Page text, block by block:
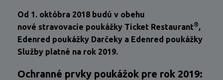
Od 1. októbra 2018 budú v obehu
nové stravovacie poukážky Ticket Restaurant®,
Edenred poukážky Darčeky a Edenred poukážky
Služby platné na rok 2019.
Ochranné prvky poukážok pre rok 2019: